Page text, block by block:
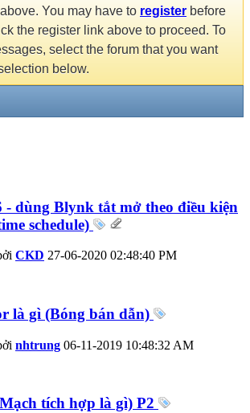
You may have to register before
the register link above to proceed. To
select the forum that you want
below.
- dùng Blynk tắt mở theo điều kiện
schedule)
CKD 27-06-2020 02:48:40 PM
là gì (Bóng bán dẫn)
nhtrung 06-11-2019 10:48:32 AM
tích hợp là gì) P2